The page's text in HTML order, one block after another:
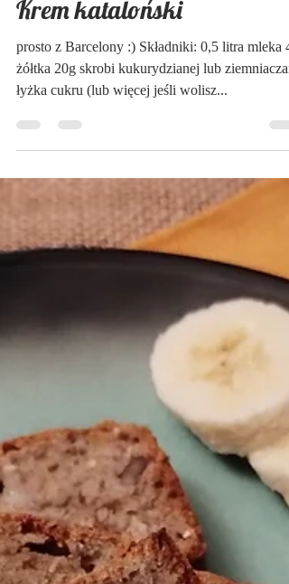
Ania Rozmaryn i Bazylia
21 lut 2024
Na słodko
Krem kataloński
prosto z Barcelony :) Składniki: 0,5 litra mleka 4
żółtka 20g skrobi kukurydzianej lub
łyżka cukru (lub więcej jeśli wolisz...